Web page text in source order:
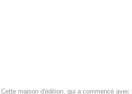
. Cette maison d'édition, qui a commencé avec